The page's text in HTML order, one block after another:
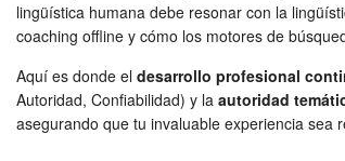
lingüística humana debe resonar con la
coaching offline y cómo los motores de
Aquí es donde el desarrollo profesional
Autoridad, Confiabilidad) y la autoridad
asegurando que tu invaluable experiencia sea